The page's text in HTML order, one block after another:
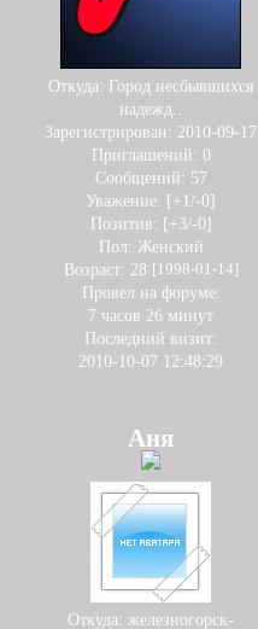
Откуда: Город несбывшихся
надежд..
Зарегистрирован: 2010-09-17
Приглашений: 0
Сообщений: 57
Уважение: [+1/-0]
Позитив: [+3/-0]
Пол: Женский
Возраст: 28 [1998-01-14]
Провел на форуме:
7 часов 26 минут
Последний визит:
2010-10-07 12:48:29
Аня
Откуда: железногорск-